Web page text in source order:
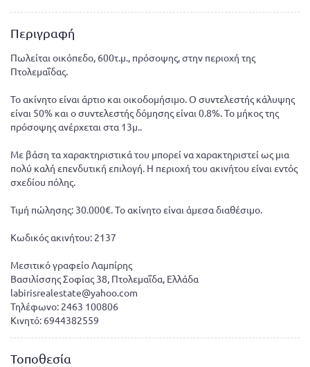
Περιγραφή
Πωλείται οικόπεδο, 600τ.μ., πρόσοψης, στην περιοχή της
Πτολεμαΐδας.
Το ακίνητο είναι άρτιο και οικοδομήσιμο. Ο συντελεστής κάλυψης
είναι 50% και ο συντελεστής δόμησης είναι 0.8%. Το μήκος της
πρόσοψης ανέρχεται στα 13μ..
Με βάση τα χαρακτηριστικά του μπορεί να χαρακτηριστεί ως μια
πολύ καλή επενδυτική επιλογή. Η περιοχή του ακινήτου είναι εντός
σχεδίου πόλης.
Τιμή πώλησης: 30.000€. Το ακίνητο είναι άμεσα διαθέσιμο.
Κωδικός ακινήτου: 2137
Μεσιτικό γραφείο Λαμπίρης
Βασιλίσσης Σοφίας 38, Πτολεμαΐδα, Ελλάδα
labirisrealestate@yahoo.com
Τηλέφωνο: 2463 100806
Κινητό: 6944382559
Τοποθεσία